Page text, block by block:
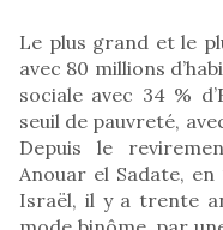
Le plus grand et le
avec 80 millions
sociale avec 34 %
seuil de pauvreté,
Depuis le
Anouar el Sadate,
Israël, il y a trente